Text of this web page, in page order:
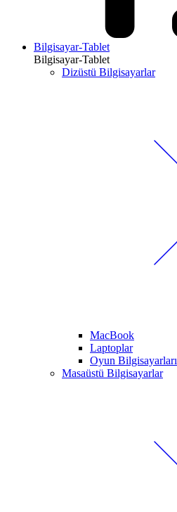
Bilgisayar-Tablet
Bilgisayar-Tablet
Dizüstü Bilgisayarlar
MacBook
Laptoplar
Oyun Bilgisayarları
Masaüstü Bilgisayarlar